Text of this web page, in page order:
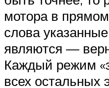
мотора в
слова
являются —
Каждый режим
всех остальных